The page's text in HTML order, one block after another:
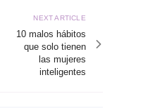
Next
article
NEXT ARTICLE
10 malos hábitos
que solo tienen
las mujeres
inteligentes